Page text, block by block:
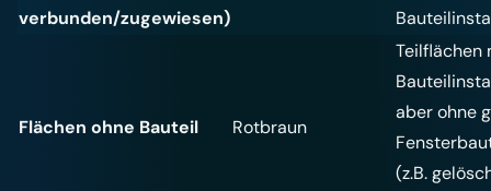
verbunden/zugewiesen)
Flächen ohne Bauteil Rotbraun
Teilflächen
aber ohne
(z.B.